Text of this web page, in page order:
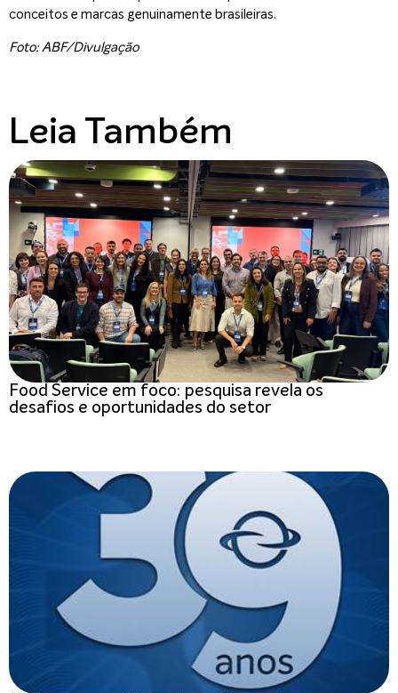
conceitos e marcas genuinamente brasileiras.
Foto: ABF/Divulgação
Leia Também
Food Service em foco: pesquisa revela os
desafios e oportunidades do setor